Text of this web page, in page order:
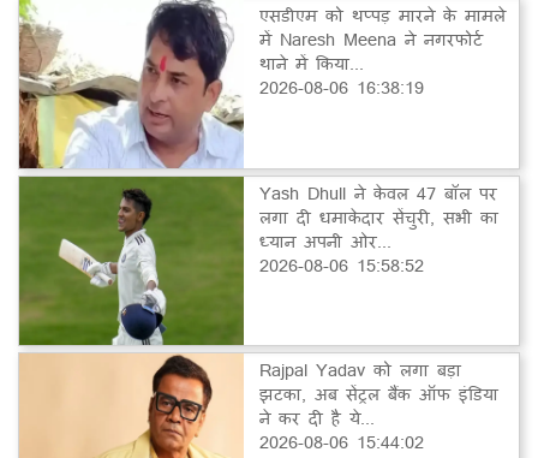
एसडीएम को थप्पड़ मारने के मामले
में Naresh Meena ने नगरफोर्ट
थाने में किया...
2026-08-06 16:38:19
Yash Dhull ने केवल 47 बॉल पर
लगा दी धमाकेदार सेंचुरी, सभी का
ध्यान अपनी ओर...
2026-08-06 15:58:52
Rajpal Yadav को लगा बड़ा
झटका, अब सेंट्रल बैंक ऑफ इंडिया
ने कर दी है ये...
2026-08-06 15:44:02